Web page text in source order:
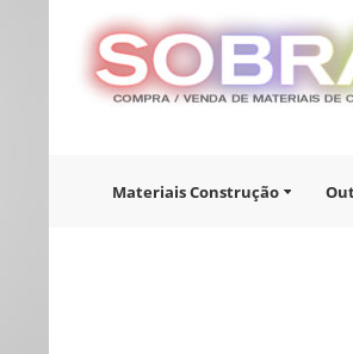
Materiais Construção